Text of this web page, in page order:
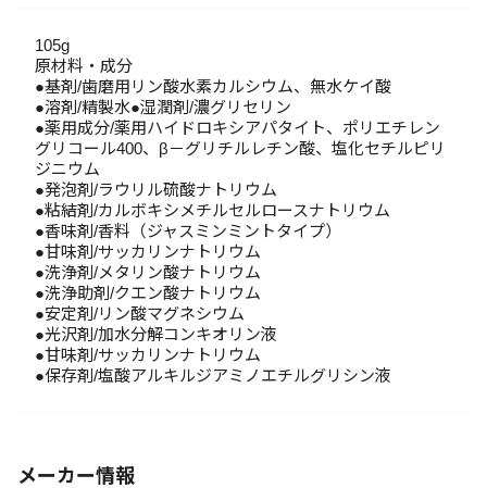
105g
原材料・成分
●基剤/歯磨用リン酸水素カルシウム、無水ケイ酸
●溶剤/精製水●湿潤剤/濃グリセリン
●薬用成分/薬用ハイドロキシアパタイト、ポリエチレン
グリコール400、β－グリチルレチン酸、塩化セチルピリ
ジニウム
●発泡剤/ラウリル硫酸ナトリウム
●粘結剤/カルボキシメチルセルロースナトリウム
●香味剤/香料（ジャスミンミントタイプ）
●甘味剤/サッカリンナトリウム
●洗浄剤/メタリン酸ナトリウム
●洗浄助剤/クエン酸ナトリウム
●安定剤/リン酸マグネシウム
●光沢剤/加水分解コンキオリン液
●甘味剤/サッカリンナトリウム
●保存剤/塩酸アルキルジアミノエチルグリシン液
メーカー情報